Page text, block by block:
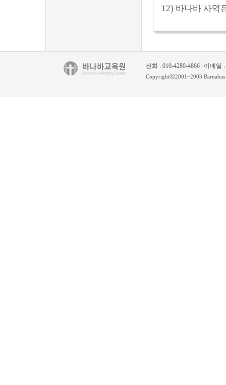
12) 바나바 사역
전화 : 010-4280-4866 | 이메일 :
Copyrightⓒ2001~2003